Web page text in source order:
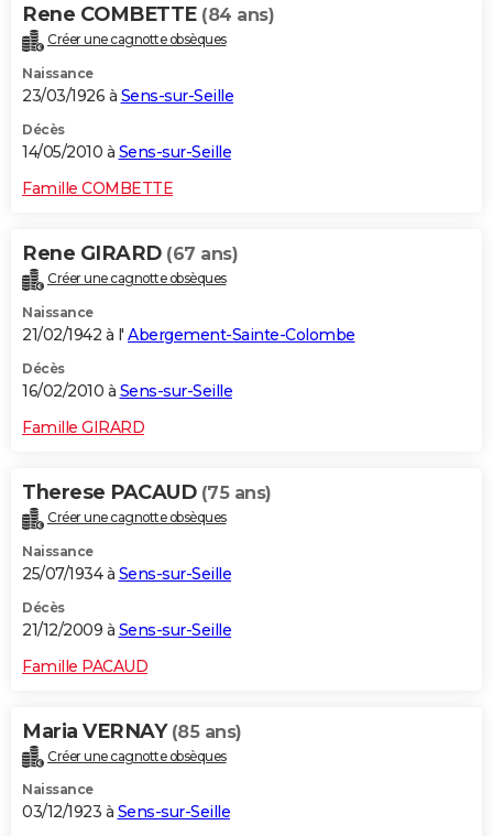
Rene COMBETTE (84 ans)
Créer une cagnotte obsèques
Naissance
23/03/1926 à Sens-sur-Seille
Décès
14/05/2010 à Sens-sur-Seille
Famille COMBETTE
Rene GIRARD (67 ans)
Créer une cagnotte obsèques
Naissance
21/02/1942 à l' Abergement-Sainte-Colombe
Décès
16/02/2010 à Sens-sur-Seille
Famille GIRARD
Therese PACAUD (75 ans)
Créer une cagnotte obsèques
Naissance
25/07/1934 à Sens-sur-Seille
Décès
21/12/2009 à Sens-sur-Seille
Famille PACAUD
Maria VERNAY (85 ans)
Créer une cagnotte obsèques
Naissance
03/12/1923 à Sens-sur-Seille